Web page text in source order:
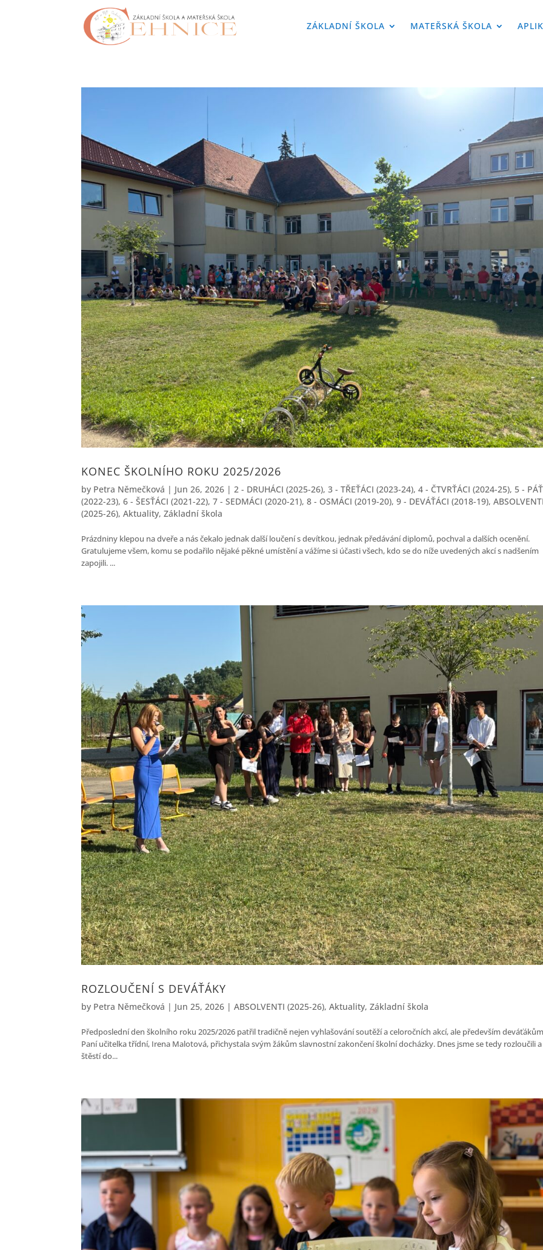
ZÁKLADNÍ ŠKOLA MATEŘSKÁ ŠKOLA
KONEC ŠKOLNÍHO ROKU 2025/2026
by Petra Němečková | Jun 26, 2026 | 2 - DRUHÁCI (2025-26),3 - TŘEŤÁCI (2023-24),4 - ČTVRŤÁCI (2024-25), 5 -
(2022-23),6 - ŠESŤÁCI (2021-22),7 - SEDMÁCI (2020-21),8 - OSMÁCI (2019-20),9 - DEVÁŤÁCI (2018-19),
(2025-26),Aktuality,Základní škola
Prázdniny klepou na dveře a nás čekalo jednak další loučení s devítkou, jednak předávání diplomů, pochval a dalších ocenění.
Gratulujeme všem, komu se podařilo nějaké pěkné umístění a vážíme si účasti všech, kdo se do níže uvedených akcí s nadšením
zapojili. ...
ROZLOUČENÍ S DEVÁŤÁKY
by Petra Němečková | Jun 25, 2026 |ABSOLVENTI (2025-26),Aktuality,Základní škola
Předposlední den školního roku 2025/2026 patřil tradičně nejen vyhlašování soutěží a celoročních akcí, ale především
Paní učitelka třídní, Irena Malotová, přichystala svým žákům slavnostní zakončení školní docházky. Dnes jsme se tedy rozloučili a
štěstí do...